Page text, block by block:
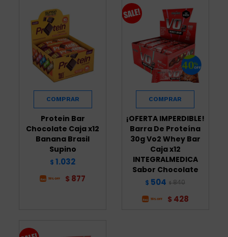
Protein Bar
Chocolate Caja x12
Banana Brasil
Supino
$ 1.032
$ 877
¡OFERTA IMPERDIBLE!
Barra De Proteína
30g Vo2 Whey Bar
Caja x12
INTEGRALMEDICA
Sabor Chocolate
$ 504 $ 840
$ 428